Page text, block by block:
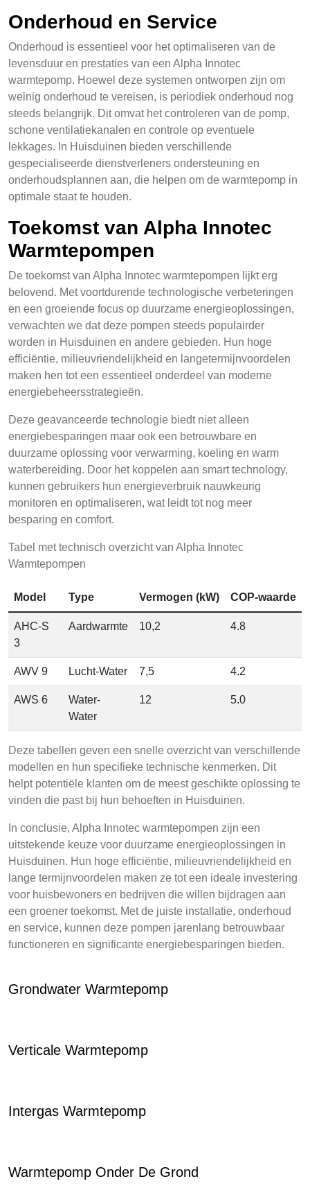
Onderhoud en Service
Onderhoud is essentieel voor het optimaliseren van de
levensduur en prestaties van een Alpha Innotec
warmtepomp. Hoewel deze systemen ontworpen zijn om
weinig onderhoud te vereisen, is periodiek onderhoud nog
steeds belangrijk. Dit omvat het controleren van de pomp,
schone ventilatiekanalen en controle op eventuele
lekkages. In Huisduinen bieden verschillende
gespecialiseerde dienstverleners ondersteuning en
onderhoudsplannen aan, die helpen om de warmtepomp in
optimale staat te houden.
Toekomst van Alpha Innotec
Warmtepompen
De toekomst van Alpha Innotec warmtepompen lijkt erg
belovend. Met voortdurende technologische verbeteringen
en een groeiende focus op duurzame energieoplossingen,
verwachten we dat deze pompen steeds populairder
worden in Huisduinen en andere gebieden. Hun hoge
efficiëntie, milieuvriendelijkheid en langetermijnvoordelen
maken hen tot een essentieel onderdeel van moderne
energiebeheersstrategieën.
Deze geavanceerde technologie biedt niet alleen
energiebesparingen maar ook een betrouwbare en
duurzame oplossing voor verwarming, koeling en warm
waterbereiding. Door het koppelen aan smart technology,
kunnen gebruikers hun energieverbruik nauwkeurig
monitoren en optimaliseren, wat leidt tot nog meer
besparing en comfort.
Tabel met technisch overzicht van Alpha Innotec
Warmtepompen
Model Type Vermogen (kW) COP-waarde
AHC-S
3
Aardwarmte 10,2 4.8
AWV 9 Lucht-Water 7,5 4.2
AWS 6
Water-
Water
12 5.0
Deze tabellen geven een snelle overzicht van verschillende
modellen en hun specifieke technische kenmerken. Dit
helpt potentiële klanten om de meest geschikte oplossing te
vinden die past bij hun behoeften in Huisduinen.
In conclusie, Alpha Innotec warmtepompen zijn een
uitstekende keuze voor duurzame energieoplossingen in
Huisduinen. Hun hoge efficiëntie, milieuvriendelijkheid en
lange termijnvoordelen maken ze tot een ideale investering
voor huisbewoners en bedrijven die willen bijdragen aan
een groener toekomst. Met de juiste installatie, onderhoud
en service, kunnen deze pompen jarenlang betrouwbaar
functioneren en significante energiebesparingen bieden.
Grondwater Warmtepomp
Verticale Warmtepomp
Intergas Warmtepomp
Warmtepomp Onder De Grond